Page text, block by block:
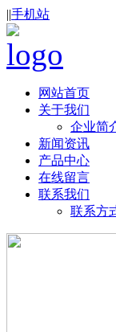
||手机站
网站首页
关于我们
企业简
新闻资讯
产品中心
在线留言
联系我们
联系方